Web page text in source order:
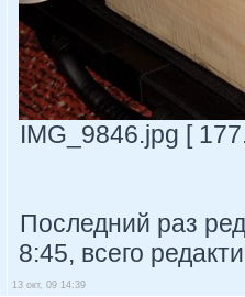
IMG_9846.jpg [
Последний раз
8:45, всего
13 окт, 09 14:39